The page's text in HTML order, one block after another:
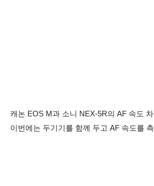
캐논 EOS M과 소니 NEX-5R의 AF 속도
이번에는 두기기를 함께 두고 AF 속도를